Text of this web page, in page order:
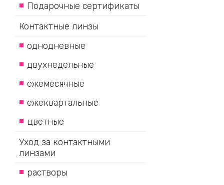
Подарочные сертификаты
Контактные линзы
однодневные
двухнедельные
ежемесячные
ежеквартальные
цветные
Уход за контактными
линзами
растворы